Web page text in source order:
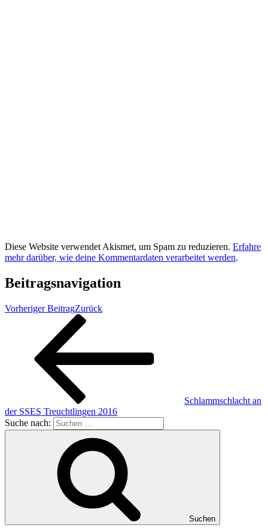
Diese Website verwendet Akismet, um Spam zu reduzieren. Erfahre
mehr darüber, wie deine Kommentardaten verarbeitet werden.
Beitragsnavigation
Vorheriger BeitragZurück
Schlammschlacht an
der SSES Treuchtlingen 2016
Suche nach:
Suchen